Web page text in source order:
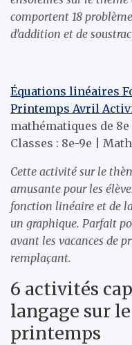
comportent 18
d’addition et de
Équations linéaires
Printemps Avril
mathématiques de 8e
Classes : 8e-9e |
Cette activité sur le
amusante pour les
fonction linéaire et de
un graphique. Parfait
avant les vacances de
remplaçant.
6 activités
langage sur
printemps